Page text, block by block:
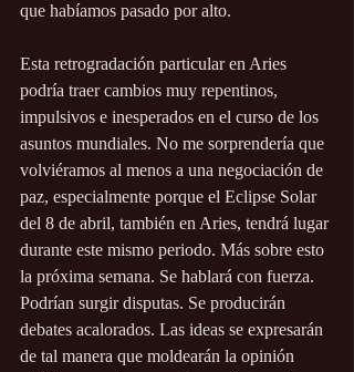
que habíamos pasado por alto.
Esta retrogradación particular en Aries
podría traer cambios muy repentinos,
impulsivos e inesperados en el curso de los
asuntos mundiales. No me sorprendería que
volviéramos al menos a una negociación de
paz, especialmente porque el Eclipse Solar
del 8 de abril, también en Aries, tendrá lugar
durante este mismo periodo. Más sobre esto
la próxima semana. Se hablará con fuerza.
Podrían surgir disputas. Se producirán
debates acalorados. Las ideas se expresarán
de tal manera que moldearán la opinión